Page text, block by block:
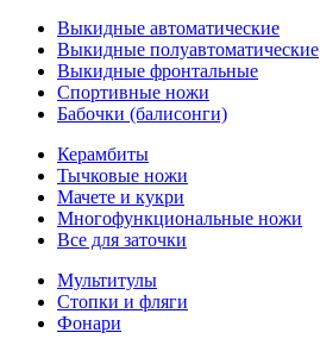
Выкидные автоматические
Выкидные полуавтоматические
Выкидные фронтальные
Спортивные ножи
Бабочки (балисонги)
Керамбиты
Тычковые ножи
Мачете и кукри
Многофункциональные ножи
Все для заточки
Мультитулы
Стопки и фляги
Фонари